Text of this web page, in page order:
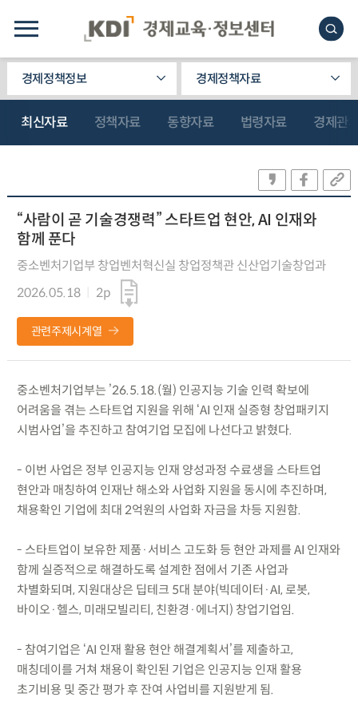
경제정책정보 경제정책자료
최신자료 정책자료 동향자료 법령자료 경제관
“사람이 곧 기술경쟁력” 스타트업 현안, AI 인재와
함께 푼다
중소벤처기업부 창업벤처혁신실 창업정책관 신산업기술창업과
2026.05.18
2p
관련주제시계열
중소벤처기업부는 ’26.5.18.(월) 인공지능 기술 인력 확보에
어려움을 겪는 스타트업 지원을 위해 ‘AI 인재 실증형 창업패키지
시범사업’을 추진하고 참여기업 모집에 나선다고 밝혔다.
- 이번 사업은 정부 인공지능 인재 양성과정 수료생을 스타트업
현안과 매칭하여 인재난 해소와 사업화 지원을 동시에 추진하며,
채용확인 기업에 최대 2억원의 사업화 자금을 차등 지원함.
- 스타트업이 보유한 제품·서비스 고도화 등 현안 과제를 AI 인재와
함께 실증적으로 해결하도록 설계한 점에서 기존 사업과
차별화되며, 지원대상은 딥테크 5대 분야(빅데이터·AI, 로봇,
바이오·헬스, 미래모빌리티, 친환경·에너지) 창업기업임.
- 참여기업은 ‘AI 인재 활용 현안 해결계획서’를 제출하고,
매칭데이를 거쳐 채용이 확인된 기업은 인공지능 인재 활용
초기비용 및 중간 평가 후 잔여 사업비를 지원받게 됨.